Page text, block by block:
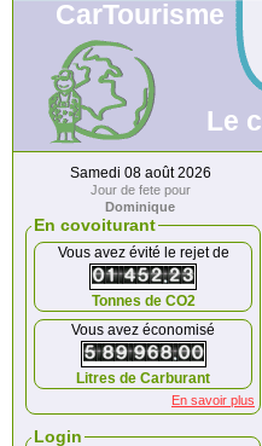
CarTourisme
Le
Samedi 08 août 2026
Jour de fete pour
Dominique
En covoiturant
Vous avez évité le rejet de
Tonnes de CO2
Vous avez économisé
Litres de Carburant
En savoir plus
Login